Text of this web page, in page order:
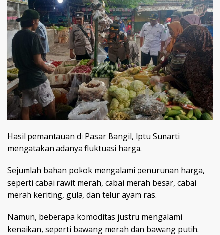
Hasil pemantauan di Pasar Bangil, Iptu Sunarti
mengatakan adanya fluktuasi harga.
Sejumlah bahan pokok mengalami penurunan harga,
seperti cabai rawit merah, cabai merah besar, cabai
merah keriting, gula, dan telur ayam ras.
Namun, beberapa komoditas justru mengalami
kenaikan, seperti bawang merah dan bawang putih.